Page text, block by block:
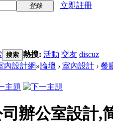
登錄
立即註冊
搜索 熱搜: 活動 交友 discuz
內設計網»論壇 › 室內設計 › 餐
辦公室設計,